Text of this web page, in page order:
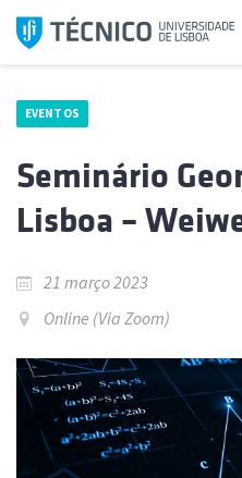
Saltar
para
EVENTOS
Seminário
Lisboa –
21 março 2023
Online (Via Zoom)